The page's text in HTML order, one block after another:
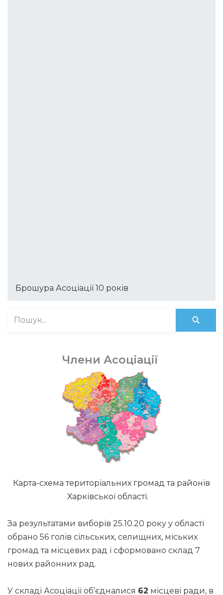
Брошура Асоціації 10 років
Члени Асоціації
Карта-схема територіальних громад та районів
Харківської області.
За результатами виборів 25.10.20 року у області
обрано 56 голів сільських, селищних, міських
громад та місцевих рад і сформовано склад 7
нових районних рад.
У складі Асоціації об’єдналися 62 місцеві ради, в